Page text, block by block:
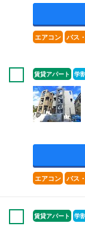
エアコン バス
賃貸アパート 学
エアコン バス
賃貸アパート 学